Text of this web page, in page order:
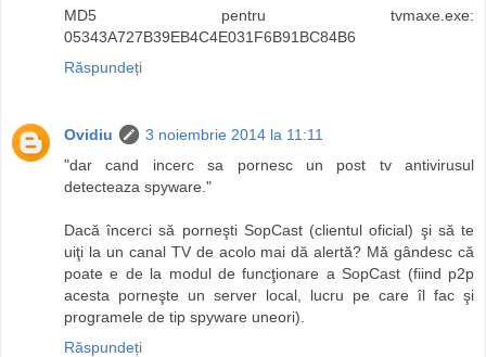
MD5 pentru tvmaxe.exe:
05343A727B39EB4C4E031F6B91BC84B6
Răspundeți
Ovidiu
3 noiembrie 2014 la 11:11
"dar cand incerc sa pornesc un post tv antivirusul
detecteaza spyware."
Dacă încerci să porneşti SopCast (clientul oficial) şi să te
uiţi la un canal TV de acolo mai dă alertă? Mă gândesc că
poate e de la modul de funcţionare a SopCast (fiind p2p
acesta porneşte un server local, lucru pe care îl fac şi
programele de tip spyware uneori).
Răspundeți